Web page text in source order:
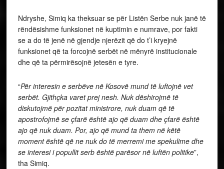
Ndryshe, Simiq ka theksuar se për Listën Serbe nuk janë të
rëndësishme funksionet në kuptimin e numrave, por fakti
se a do të jenë në gjendje njerëzit që do t’i kryejnë
funksionet që ta forcojnë serbët në mënyrë institucionale
dhe që ta përmirësojnë jetesën e tyre.
“Për interesin e serbëve në Kosovë mund të luftojnë vet
serbët. Gjithçka varet prej nesh. Nuk dëshirojmë të
diskutojmë për pozitat ministrore, nuk duam që të
apostrofojmë se çfarë është ajo që duam dhe çfarë është
ajo që nuk duam. Por, ajo që mund ta them në këtë
moment është që ne nuk do të merremi me spekulime dhe
se interesi i popullit serb është parësor në luftën politike”,
tha Simiq.